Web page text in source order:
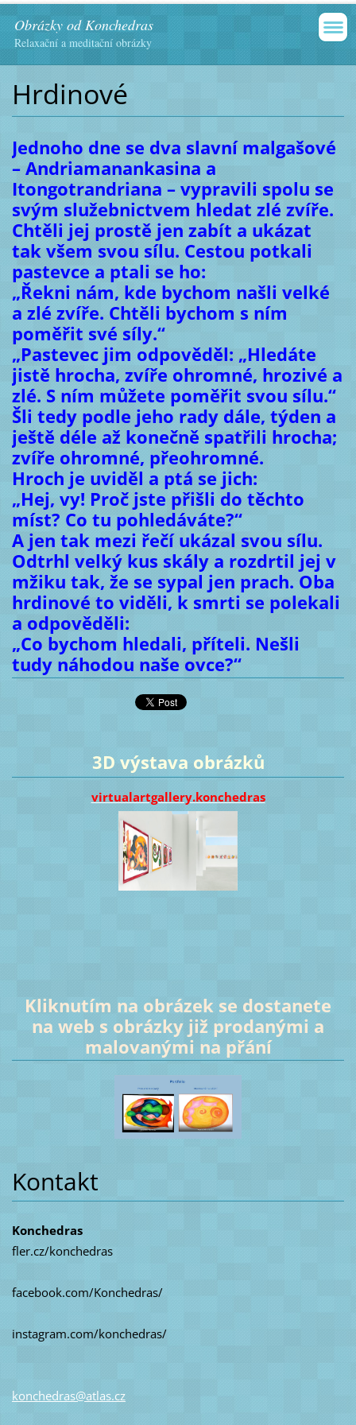
Obrázky od Konchedras
Relaxační a meditační obrázky
Hrdinové
Jednoho dne se dva slavní malgašové
– Andriamanankasina a
Itongotrandriana – vypravili spolu se
svým služebnictvem hledat zlé zvíře.
Chtěli jej prostě jen zabít a ukázat
tak všem svou sílu. Cestou potkali
pastevce a ptali se ho:
„Řekni nám, kde bychom našli velké
a zlé zvíře. Chtěli bychom s ním
poměřit své síly.“
„Pastevec jim odpověděl: „Hledáte
jistě hrocha, zvíře ohromné, hrozivé a
zlé. S ním můžete poměřit svou sílu.“
Šli tedy podle jeho rady dále, týden a
ještě déle až konečně spatřili hrocha;
zvíře ohromné, přeohromné.
Hroch je uviděl a ptá se jich:
„Hej, vy! Proč jste přišli do těchto
míst? Co tu pohledáváte?“
A jen tak mezi řečí ukázal svou sílu.
Odtrhl velký kus skály a rozdrtil jej v
mžiku tak, že se sypal jen prach. Oba
hrdinové to viděli, k smrti se polekali
a odpověděli:
„Co bychom hledali, příteli. Nešli
tudy náhodou naše ovce?“
3D výstava obrázků
virtualartgallery.konchedras
Kliknutím na obrázek se dostanete
na web s obrázky již prodanými a
malovanými na přání
Kontakt
Konchedras
fler.cz/konchedras
facebook.com/Konchedras/
instagram.com/konchedras/
konchedras@atlas.cz